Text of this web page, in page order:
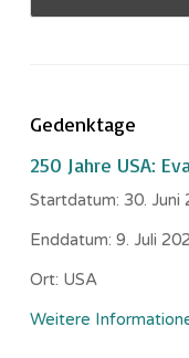
Gedenktage
250 Jahre USA:
Startdatum: 30. Juni
Enddatum: 9. Juli
Ort: USA
Weitere